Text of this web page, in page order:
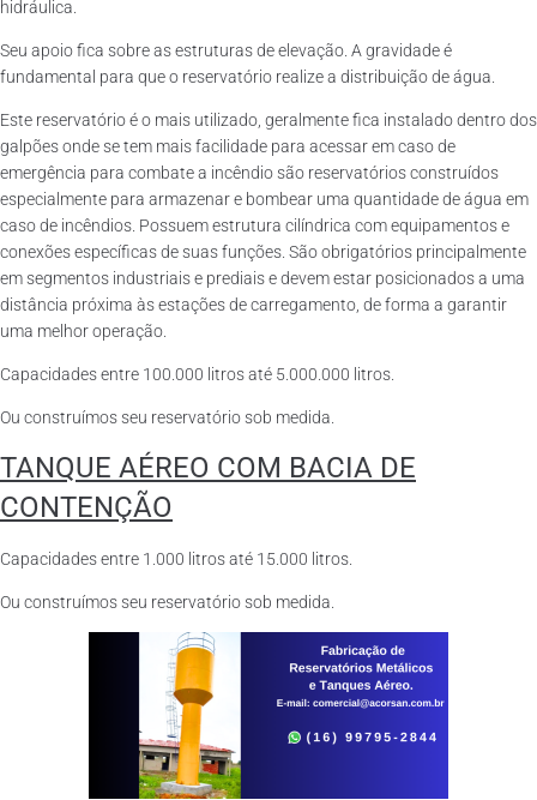
hidráulica.
Seu apoio fica sobre as estruturas de elevação. A gravidade é
fundamental para que o reservatório realize a distribuição de água.
Este reservatório é o mais utilizado, geralmente fica instalado dentro dos
galpões onde se tem mais facilidade para acessar em caso de
emergência para combate a incêndio são reservatórios construídos
especialmente para armazenar e bombear uma quantidade de água em
caso de incêndios. Possuem estrutura cilíndrica com equipamentos e
conexões específicas de suas funções. São obrigatórios principalmente
em segmentos industriais e prediais e devem estar posicionados a uma
distância próxima às estações de carregamento, de forma a garantir
uma melhor operação.
Capacidades entre 100.000 litros até 5.000.000 litros.
Ou construímos seu reservatório sob medida.
TANQUE AÉREO COM BACIA DE
CONTENÇÃO
Capacidades entre 1.000 litros até 15.000 litros.
Ou construímos seu reservatório sob medida.